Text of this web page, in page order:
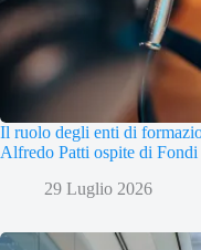
Il ruolo degli enti di
Alfredo Patti ospite di
29 Luglio 2026